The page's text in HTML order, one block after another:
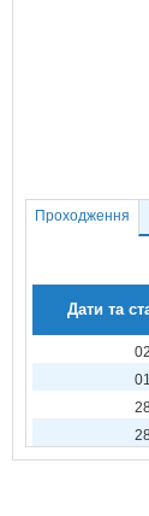
Проходження
Дати та